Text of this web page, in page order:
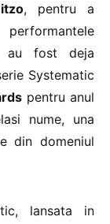
, pentru a
au fost deja
Systematic
pentru anul
nume, una
din domeniul
lansata in